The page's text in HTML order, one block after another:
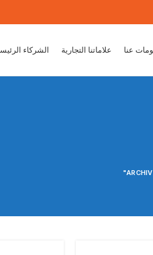
عنا علاماتنا التجارية الشركاء